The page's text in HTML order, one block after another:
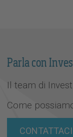
Parla con
Il team di
Come
CONTATTACI